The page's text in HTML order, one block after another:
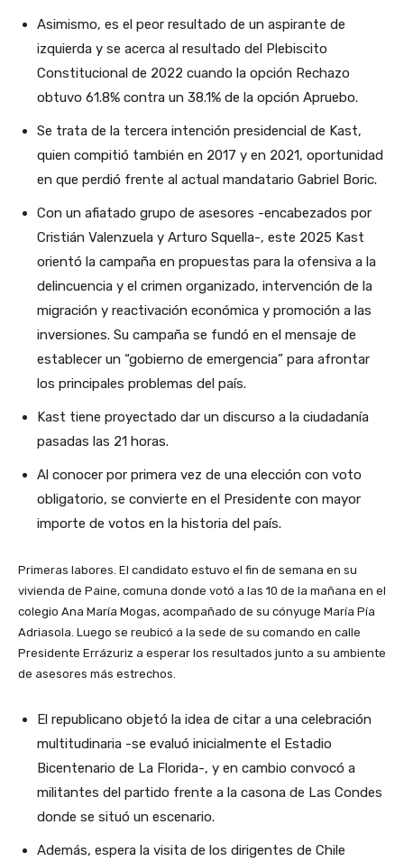
Asimismo, es el peor resultado de un aspirante de
izquierda y se acerca al resultado del Plebiscito
Constitucional de 2022 cuando la opción Rechazo
obtuvo 61.8% contra un 38.1% de la opción Apruebo.
Se trata de la tercera intención presidencial de Kast,
quien compitió también en 2017 y en 2021, oportunidad
en que perdió frente al actual mandatario Gabriel Boric.
Con un afiatado grupo de asesores -encabezados por
Cristián Valenzuela y Arturo Squella-, este 2025 Kast
orientó la campaña en propuestas para la ofensiva a la
delincuencia y el crimen organizado, intervención de la
migración y reactivación económica y promoción a las
inversiones. Su campaña se fundó en el mensaje de
establecer un “gobierno de emergencia” para afrontar
los principales problemas del país.
Kast tiene proyectado dar un discurso a la ciudadanía
pasadas las 21 horas.
Al conocer por primera vez de una elección con voto
obligatorio, se convierte en el Presidente con mayor
importe de votos en la historia del país.
Primeras labores. El candidato estuvo el fin de semana en su
vivienda de Paine, comuna donde votó a las 10 de la mañana en el
colegio Ana María Mogas, acompañado de su cónyuge María Pía
Adriasola. Luego se reubicó a la sede de su comando en calle
Presidente Errázuriz a esperar los resultados junto a su ambiente
de asesores más estrechos.
El republicano objetó la idea de citar a una celebración
multitudinaria -se evaluó inicialmente el Estadio
Bicentenario de La Florida-, y en cambio convocó a
militantes del partido frente a la casona de Las Condes
donde se situó un escenario.
Además, espera la visita de los dirigentes de Chile